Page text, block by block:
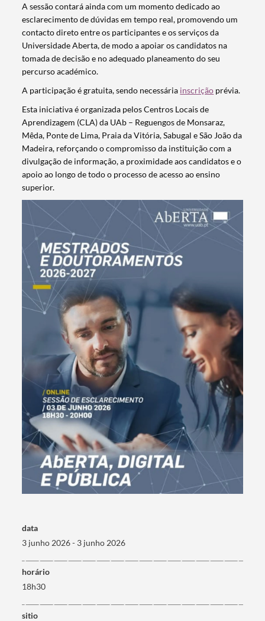
Termo de Pesquisa
Categorias gerais
A sessão contará ainda com um momento dedicado ao
esclarecimento de dúvidas em tempo real, promovendo um
contacto direto entre os participantes e os serviços da
Universidade Aberta, de modo a apoiar os candidatos na
tomada de decisão e no adequado planeamento do seu
percurso académico.
A participação é gratuita, sendo necessária inscrição prévia.
Esta iniciativa é organizada pelos Centros Locais de
Aprendizagem (CLA) da UAb – Reguengos de Monsaraz,
Mêda, Ponte de Lima, Praia da Vitória, Sabugal e São João da
Madeira, reforçando o compromisso da instituição com a
divulgação de informação, a proximidade aos candidatos e o
apoio ao longo de todo o processo de acesso ao ensino
superior.
data
3 junho 2026 - 3 junho 2026
horário
18h30
sitio